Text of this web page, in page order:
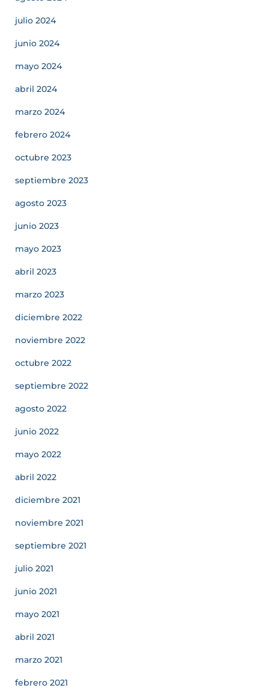
julio 2024
junio 2024
mayo 2024
abril 2024
marzo 2024
febrero 2024
octubre 2023
septiembre 2023
agosto 2023
junio 2023
mayo 2023
abril 2023
marzo 2023
diciembre 2022
noviembre 2022
octubre 2022
septiembre 2022
agosto 2022
junio 2022
mayo 2022
abril 2022
diciembre 2021
noviembre 2021
septiembre 2021
julio 2021
junio 2021
mayo 2021
abril 2021
marzo 2021
febrero 2021